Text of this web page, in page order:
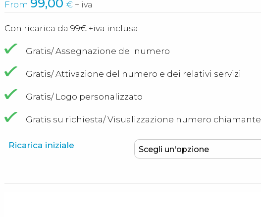
From 99,00€ + iva
Con ricarica da 99€ +iva inclusa
Gratis/ Assegnazione del numero
Gratis/ Attivazione del numero e dei relativi servizi
Gratis/ Logo personalizzato
Gratis su richiesta/ Visualizzazione numero chiamante
Ricarica iniziale